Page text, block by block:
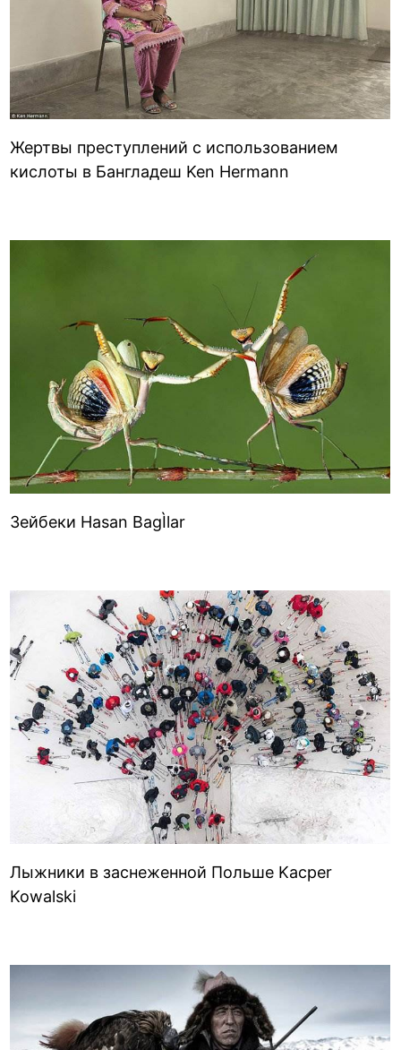
Жертвы преступлений с использованием
кислоты в Бангладеш Ken Hermann
Зейбеки Hasan BagÌlar
Лыжники в заснеженной Польше Kacper
Kowalski